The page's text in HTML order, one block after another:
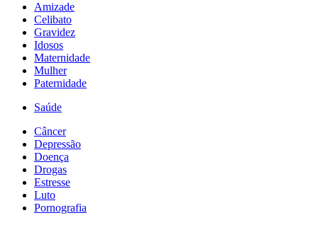
Amizade
Celibato
Gravidez
Idosos
Maternidade
Mulher
Paternidade
Saúde
Câncer
Depressão
Doença
Drogas
Estresse
Luto
Pornografia